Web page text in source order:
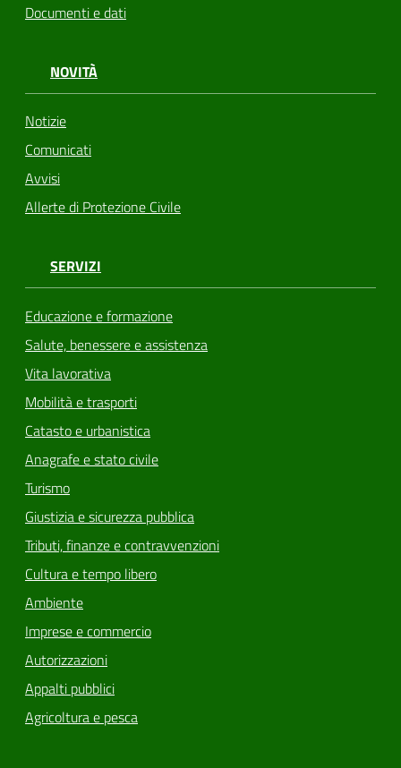
Documenti e dati
NOVITÀ
Notizie
Comunicati
Avvisi
Allerte di Protezione Civile
SERVIZI
Educazione e formazione
Salute, benessere e assistenza
Vita lavorativa
Mobilità e trasporti
Catasto e urbanistica
Anagrafe e stato civile
Turismo
Giustizia e sicurezza pubblica
Tributi, finanze e contravvenzioni
Cultura e tempo libero
Ambiente
Imprese e commercio
Autorizzazioni
Appalti pubblici
Agricoltura e pesca